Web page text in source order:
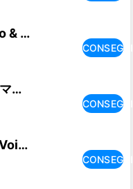
BBC Sounds: Radio & Podcasts
Voicy - ボイスドラマやトークが聴ける音声アプリ
Voice Recorder & Voice Memos